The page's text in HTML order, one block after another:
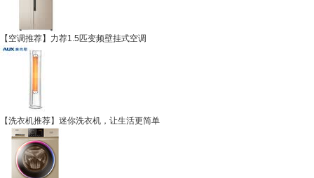
【空调推荐】力荐1.5匹变频壁挂式空调
【洗衣机推荐】迷你洗衣机，让生活更简单